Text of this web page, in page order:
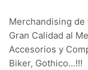
Merchandising de
Gran Calidad al
Accesorios y
Biker, Gothico…!!!